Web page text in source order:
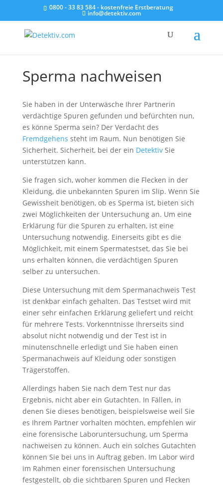
0800 - 33 83 584 - kostenfreie Erstberatung
info@detektiv.com
Sperma nachweisen
Sie haben in der Unterwäsche Ihrer Partnerin
verdächtige Spuren gefunden und befürchten nun,
es könne Sperma sein? Der Verdacht des
Fremdgehens steht im Raum. Nun benötigen Sie
Sicherheit. Sicherheit, bei der ein DetektivSie
unterstützen kann.
Sie fragen sich, woher kommen die Flecken in der
Kleidung, die unbekannten Spuren im Slip. Wenn Sie
Gewissheit benötigen, ob es Sperma ist, bieten sich
zwei Möglichkeiten der Untersuchung an. Um eine
Erklärung für die Spuren zu erhalten, ist eine
Untersuchung notwendig. Einerseits gibt es die
Möglichkeit, mit einem Spermatestset, das Sie bei
uns erhalten können, die verdächtigen Spuren
selber zu untersuchen.
Diese Untersuchung mit dem Spermanachweis Test
ist denkbar einfach gehalten. Das Testset wird mit
einer sehr einfachen Erklärung geliefert und reicht
für mehrere Tests. Vorkenntnisse Ihrerseits sind
absolut nicht notwendig und der Test ist in
minutenschnelle erledigt und Sie haben einen
Spermanachweis auf Kleidung oder sonstigen
Trägerstoffen.
Allerdings haben Sie nach dem Test nur das
Ergebnis, nicht aber ein Gutachten. In Fällen, in
denen Sie dieses benötigen, beispielsweise weil Sie
es Ihrem Partner vorhalten möchten, empfehlen wir
eine forensische Laboruntersuchung, um Sperma
nachweisen zu können. Auch ein solches Gutachten
können Sie bei uns in Auftrag geben. Im Labor wird
im Rahmen einer forensischen Untersuchung
festgestellt, ob die sichtbaren Spuren und Flecken